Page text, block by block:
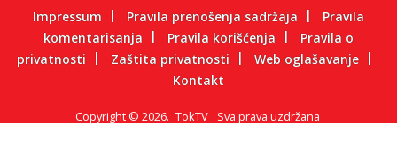
Impressum Pravila prenošenja sadržaja
Pravila
komentarisanja
Pravila korišćenja
Pravila o
privatnosti
Zaštita privatnosti
Web oglašavanje
Kontakt
Copyright © 2026. TokTV Sva prava uzdržana